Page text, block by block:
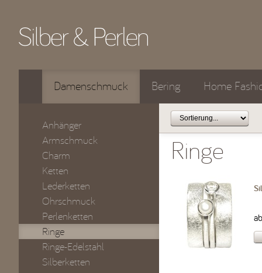
Damenschmuck Bering Home
Anhänger
Armschmuck
Charm
Ketten
Lederketten
Ohrschmuck
Perlenketten
Ringe
Ringe-Edelstahl
Silberketten
Ringe